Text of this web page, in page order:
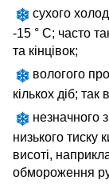
сухого
-15 ° С; часто
та кінцівок;
вологого
кількох діб;
незначного
низького тиску
висоті,
обмороження